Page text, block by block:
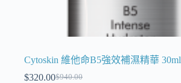
Cytoskin 維他命B5強效補濕精華 30ml
$940.00
$320.00